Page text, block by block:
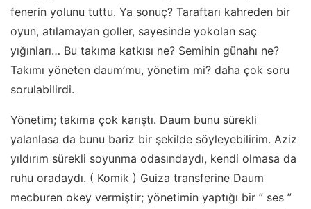
fenerin yolunu tuttu. Ya sonuç? Taraftarı kahreden bir
oyun, atılamayan goller, sayesinde yokolan saç
yığınları… Bu takıma katkısı ne? Semihin günahı ne?
Takımı yöneten daum’mu, yönetim mi? daha çok soru
sorulabilirdi.
Yönetim; takıma çok karıştı. Daum bunu sürekli
yalanlasa da bunu bariz bir şekilde söyleyebilirim. Aziz
yıldırım sürekli soyunma odasındaydı, kendi olmasa da
ruhu oradaydı. ( Komik ) Guiza transferine Daum
mecburen okey vermiştir; yönetimin yaptığı bir ” ses ”